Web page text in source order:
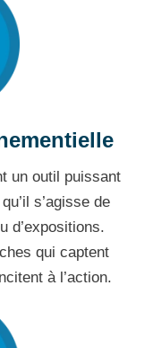
un outil puissant
s’agisse de
d’expositions.
qui captent
à l’action.